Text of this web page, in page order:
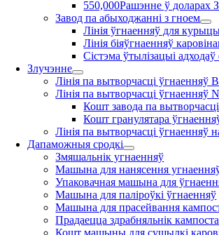
550,000Рашэнне ў доларах
Завод па абыходжанні з гноем
Лінія ўгнаенняў для
Лінія біяўгнаенняў
Сістэма ўтылізацыі адходаў
Злучэнне
Лінія па вытворчасці ўгнаенняў
Лінія па вытворчасці ўгнаенняў
Кошт завода па
Кошт гранулятара
Лінія па вытворчасці ўгнаенняў
Дапаможныя сродкі
Змяшальнік угнаенняў
Машына для нанясення
Упаковачная машына для
Машына для паліроўкі ўгнаенняў
Машына для прасейвання
Прадаецца здрабняльнік кампоста
Кошт машыны для сушылкі